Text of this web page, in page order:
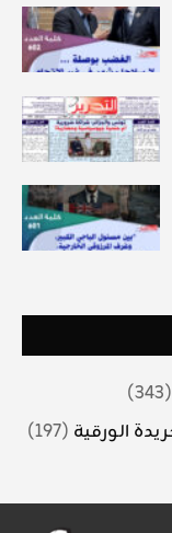
(343)
الورقية (197)